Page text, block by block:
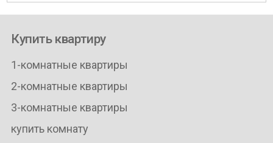
Купить квартиру
1-комнатные квартиры
2-комнатные квартиры
3-комнатные квартиры
купить комнату